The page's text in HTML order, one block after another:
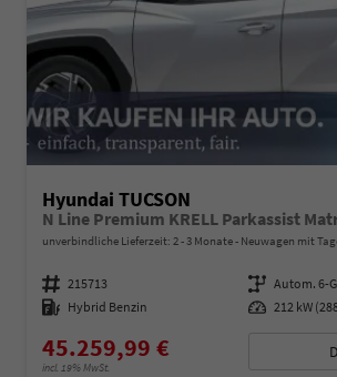
Hyundai TUCSON
N Line Premium KRELL Parkassist
unverbindliche Lieferzeit: 2 - 3 Monate Neuwagen mit
Fahrzeugnummer 215713 Getriebe Autom. 6-
Kraftstoff Hybrid Benzin Leistung 212 kW
45.259,99 €
incl. 19% MwSt.